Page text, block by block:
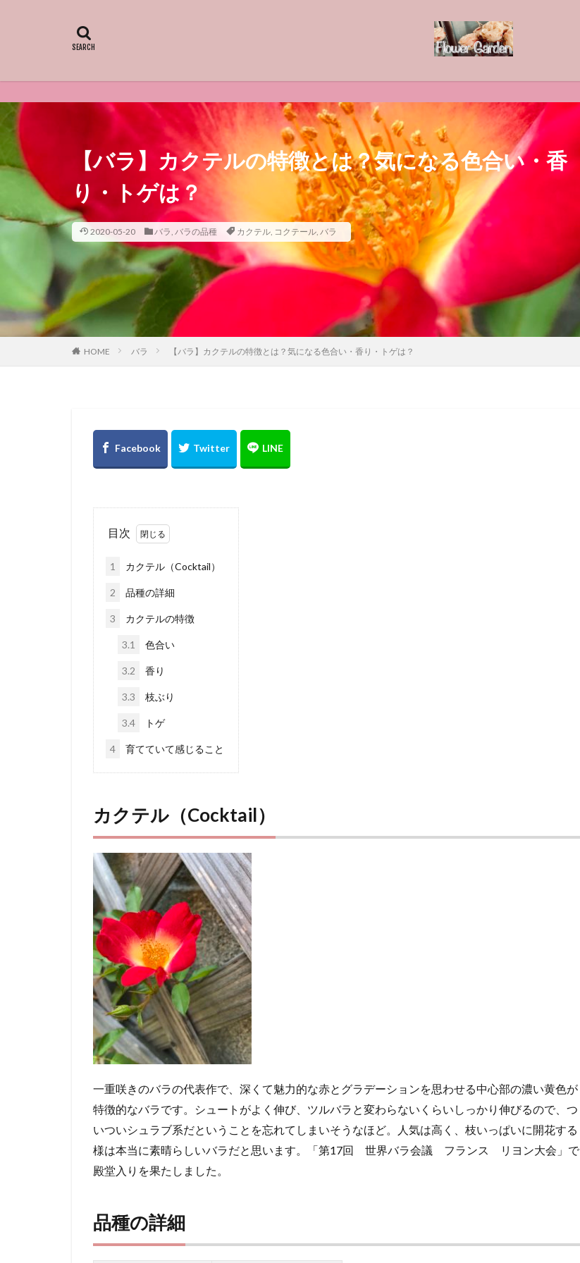
【バラ】カクテルの特徴とは？気になる色合い・香
り・トゲは？
2020-05-20 バラ, バラの品種 カクテル, コクテール, バラ
HOME バラ 【バラ】カクテルの特徴とは？気になる色合い・香り・トゲは？
目次
1 カクテル（Cocktail）
2 品種の詳細
3 カクテルの特徴
3.1 色合い
3.2 香り
3.3 枝ぶり
3.4 トゲ
4 育てていて感じること
カクテル（Cocktail）
一重咲きのバラの代表作で、深くて魅力的な赤とグラデーションを思わせる中心部の濃い黄色が
特徴的なバラです。シュートがよく伸び、ツルバラと変わらないくらいしっかり伸びるので、つ
いついシュラブ系だということを忘れてしまいそうなほど。人気は高く、枝いっぱいに開花する
様は本当に素晴らしいバラだと思います。「第17回 世界バラ会議 フランス リヨン大会」で
殿堂入りを果たしました。
品種の詳細